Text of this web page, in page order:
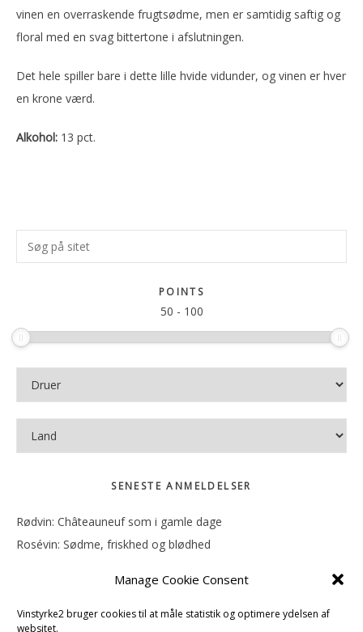
Manage Cookie Consent
Vinstyrke2 bruger cookies til at måle statistik og optimere ydelsen af
websitet.
vinen en overraskende frugtsødme, men er samtidig saftig og
floral med en svag bittertone i afslutningen.
Det hele spiller bare i dette lille hvide vidunder, og vinen er hver
en krone værd.
Alkohol: 13 pct.
Primær
Sidebar
Søg
på
POINTS
50 - 100
SENESTE ANMELDELSER
Rødvin: Châteauneuf som i gamle dage
Rosévin: Sødme, friskhed og blødhed
Rosévin: Forfriskende bagatel
Rosévin: Sødmen hænger i munden